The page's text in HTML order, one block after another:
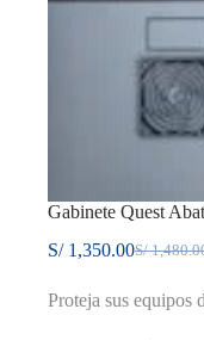
Gabinete Quest
S/
El
original
S/1,350.00El
actual
Proteja sus equipos